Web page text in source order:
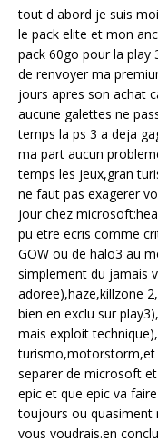
tout d abord je suis
le pack elite et mon
pack 60go pour la play
de renvoyer ma
jours apres son achat
aucune galettes ne
temps la ps 3 a deja
ma part aucun
temps les jeux,gran
ne faut pas exagerer
jour chez
pu etre ecris comme
GOW ou de halo3 au
simplement du jamais
adoree),haze,killzone
bien en exclu sur
mais exploit
turismo,motorstorm,et
separer de microsoft
epic et que epic va
toujours ou quasiment
vous voudrais.en